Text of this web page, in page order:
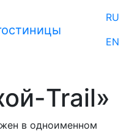
RU
EN
Trail»
в одноименном